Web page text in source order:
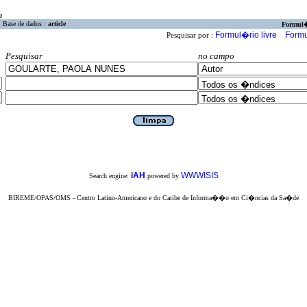
Base de dados : article
Pesquisar por : Formul�rio livre
Pesquisar
no campo
Search engine: iAH powered by WWWISIS
BIREME/OPAS/OMS - Centro Latino-Americano e do Caribe de Informa��o em Ci�ncias da Sa�de